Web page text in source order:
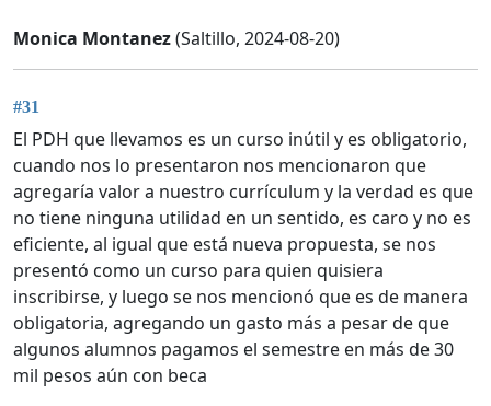
Monica Montanez(Saltillo, 2024-08-20)
#31
El PDH que llevamos es un curso inútil y es obligatorio,
cuando nos lo presentaron nos mencionaron que
agregaría valor a nuestro currículum y la verdad es que
no tiene ninguna utilidad en un sentido, es caro y no es
eficiente, al igual que está nueva propuesta, se nos
presentó como un curso para quien quisiera
inscribirse, y luego se nos mencionó que es de manera
obligatoria, agregando un gasto más a pesar de que
algunos alumnos pagamos el semestre en más de 30
mil pesos aún con beca